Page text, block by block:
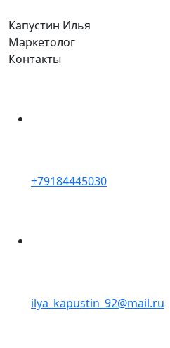
Капустин Илья
Маркетолог
Контакты
+79184445030
ilya_kapustin_92@mail.ru